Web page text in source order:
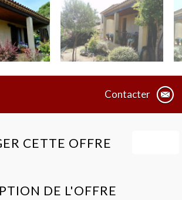
Contacter
CETTE OFFRE
DE L'OFFRE